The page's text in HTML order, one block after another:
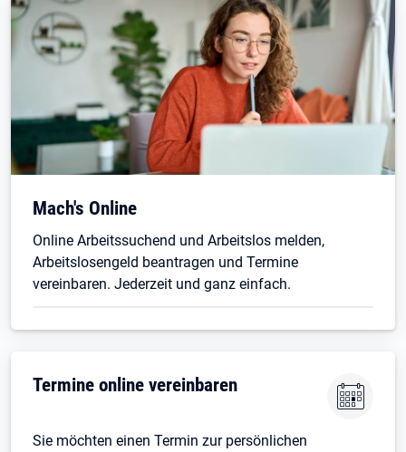
Mach's Online
Online Arbeitssuchend und Arbeitslos melden,
Arbeitslosengeld beantragen und Termine
vereinbaren. Jederzeit und ganz einfach.
Termine online vereinbaren
Sie möchten einen Termin zur persönlichen